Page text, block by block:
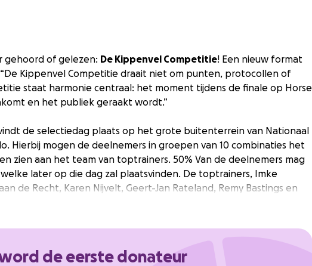
gehoord of gelezen: De Kippenvel Competitie! Een nieuw format
Kippenvel Competitie draait niet om punten, protocollen of
staat harmonie centraal: het moment tijdens de finale op Horse
en het publiek geraakt wordt.”
de selectiedag plaats op het grote buitenterrein van Nationaal
Hierbij mogen de deelnemers in groepen van 10 combinaties het
zien aan het team van toptrainers. 50% Van de deelnemers mag
later op die dag zal plaatsvinden. De toptrainers, Imke
de Recht, Karen Nijvelt, Geert-Jan Rateland, Remy Bastings en
elk twee ruiters uit die zij gaan coachen.
zullen er op zondag 13 september op Horse Event uiteindelijk vijf
zij stemmen op de combinatie die hen het meeste kippenvel
de eerste donateur